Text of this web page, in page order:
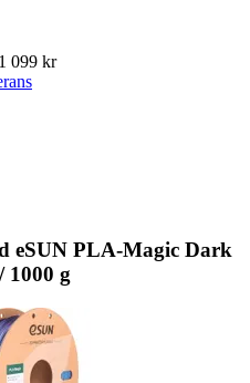
099 kr
eSUN PLA-Magic Dark
1000 g